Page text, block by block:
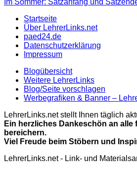
Startseite
Über LehrerLinks.net
paed24.de
Datenschutzerklärung
Impressum
Blogübersicht
Weitere LehrerLinks
Blog/Seite vorschlagen
Werbegrafiken & Banner –
LehrerLinks.net stellt Ihnen täglich
Ein herzliches Dankeschön an
bereichern.
Viel Freude beim Stöbern und
LehrerLinks.net - Link- und